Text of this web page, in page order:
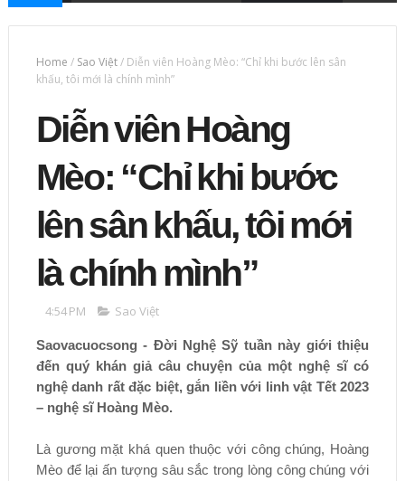
Home / Sao Việt/ Diễn viên Hoàng Mèo: “Chỉ khi bước lên sân
khấu, tôi mới là chính mình”
Diễn viên Hoàng
Mèo: “Chỉ khi bước
lên sân khấu, tôi mới
là chính mình”
4:54 PM Sao Việt
Saovacuocsong - Đời Nghệ Sỹ tuần này giới thiệu
đến quý khán giả câu chuyện của một nghệ sĩ có
nghệ danh rất đặc biệt, gắn liền với linh vật Tết 2023
– nghệ sĩ Hoàng Mèo.
Là gương mặt khá quen thuộc với công chúng, Hoàng
Mèo để lại ấn tượng sâu sắc trong lòng công chúng với